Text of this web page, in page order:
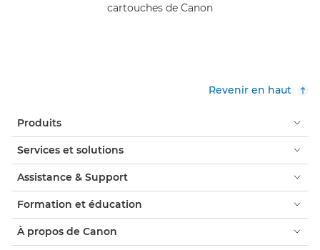
cartouches de Canon
Revenir en haut
Produits
Services et solutions
Assistance & Support
Formation et éducation
À propos de Canon